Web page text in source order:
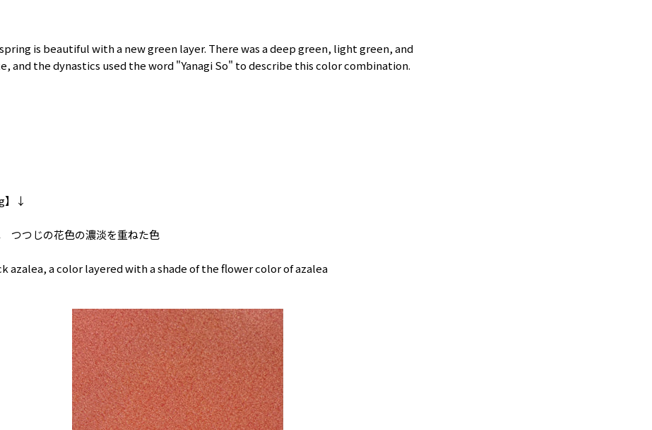
is beautiful with a new green layer. There was a deep green, light green, and
and the dynastics used the word "Yanagi So" to describe this color combination.
】↓
つつじの花色の濃淡を重ねた色
azalea, a color layered with a shade of the flower color of azalea